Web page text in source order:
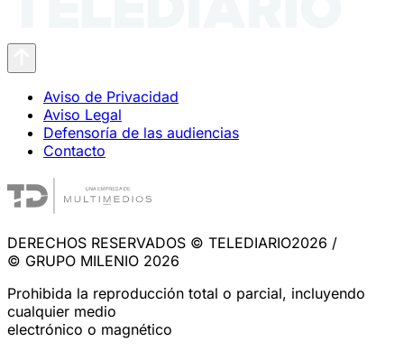
Aviso de Privacidad
Aviso Legal
Defensoría de las audiencias
Contacto
DERECHOS RESERVADOS © TELEDIARIO2026 /
© GRUPO MILENIO 2026
Prohibida la reproducción total o parcial, incluyendo
cualquier medio
electrónico o magnético